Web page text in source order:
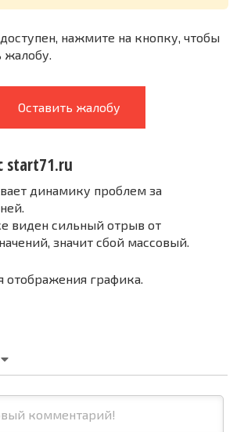
нажмите на кнопку, чтобы
жалобу.
Оставить жалобу
start71.ru
динамику проблем за
виден сильный отрыв от
значит сбой массовый.
отображения графика.